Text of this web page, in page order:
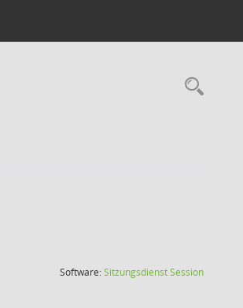
Software:SitzungsdienstSession(Wird in